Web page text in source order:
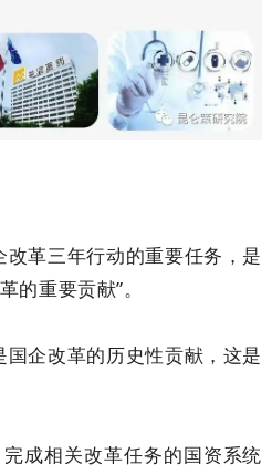
革三年行动的重要任务，是
的重要贡献”。
企改革的历史性贡献，这是
成相关改革任务的国资系统